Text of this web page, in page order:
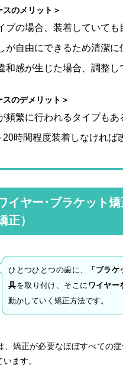
スのメリット＞
プの場合、装着していても
が自由にできるため清潔に
和感が生じた場合、調整し
スのデメリット＞
頻繁に行われるタイプもあ
20時間程度装着しなければ
ヤー･ブラケット矯
正）
ひとつひとつの歯に、
「ブラ
具を取り付け、そこに ワイヤー
動かしていく矯正方法です。
、矯正が必要なほぼすべての
ます。